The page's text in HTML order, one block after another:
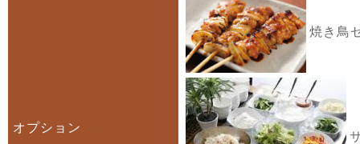
オプション
焼き鳥